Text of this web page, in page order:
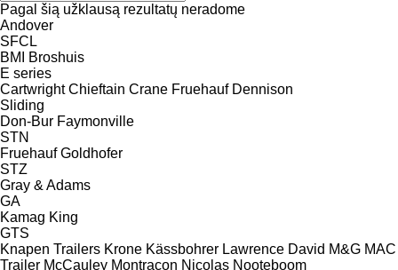
Pagal šią užklausą rezultatų neradome
Andover
SFCL
BMI
Broshuis
E series
Cartwright Chieftain Crane Fruehauf Dennison
Sliding
Don-Bur Faymonville
STN
Fruehauf Goldhofer
STZ
Gray & Adams
GA
Kamag King
GTS
Knapen Trailers Krone Kässbohrer Lawrence David M&G MAC
Trailer McCauley Montracon Nicolas Nooteboom